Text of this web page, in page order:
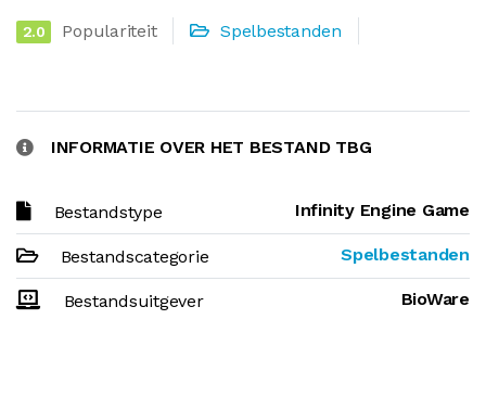
2.0 Populariteit Spelbestanden
INFORMATIE OVER HET BESTAND TBG
Bestandstype Infinity Engine Game
Bestandscategorie Spelbestanden
Bestandsuitgever BioWare